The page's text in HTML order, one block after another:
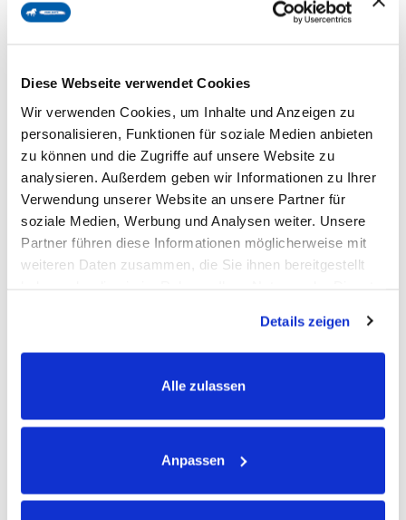
Diese Webseite verwendet Cookies
Wir verwenden Cookies, um Inhalte und Anzeigen zu
personalisieren, Funktionen für soziale Medien anbieten
zu können und die Zugriffe auf unsere Website zu
analysieren. Außerdem geben wir Informationen zu Ihrer
Verwendung unserer Website an unsere Partner für
soziale Medien, Werbung und Analysen weiter. Unsere
Partner führen diese Informationen möglicherweise mit
weiteren Daten zusammen, die Sie ihnen bereitgestellt
Details zeigen
Alle zulassen
Anpassen
Natürlich, gesund, funktional – die perfekte Belohnung für
Pferde?
Echte Natur, die dein Pferd liebt.
Unsere zuckerarmen Premium-Pellets bestehen aus 100 %
Bio-Zutaten. Sie sind frei von Zusatzstoffen und Stärke –
dafür mit echten, sortenreinen Kräutern wie Thymian,
krümelarmen Form eignen sie sich perfekt für die präzise
Geschmack ganz ohne Kompromisse.
Achtung: biostickies könnte die Lieblingsbelohnung deines
solange der Vorrat reicht!